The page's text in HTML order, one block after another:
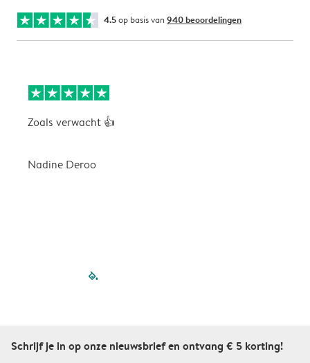
4.5op basis van 940 beoordelingen
Zoals verwacht 👍
Nadine Deroo
filled-pagination
Schrijf je in op onze nieuwsbrief en ontvang € 5 korting!